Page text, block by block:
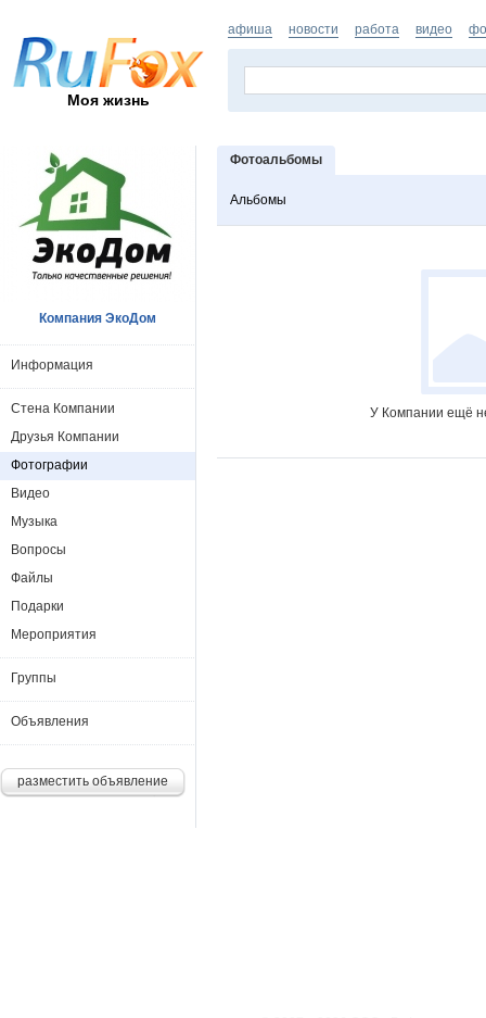
Моя жизнь
афиша новости работа видео
Фотоальбомы
Альбомы
У Компании ещё
Компания ЭкоДом
Информация
Стена Компании
Друзья Компании
Фотографии
Видео
Музыка
Вопросы
Файлы
Подарки
Мероприятия
Группы
Объявления
разместить объявление